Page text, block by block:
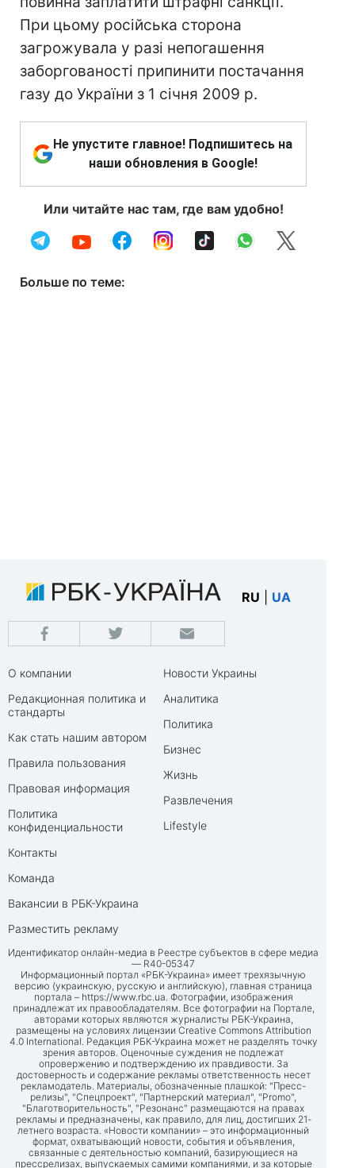
При цьому російська сторона
загрожувала у разі непогашення
заборгованості припинити постачання
газу до України з 1 січня 2009 р.
Не упустите главное! Подпишитесь на
наши обновления в Google!
Или читайте нас там, где вам удобно!
Больше по теме:
RU UA
О компании
Редакционная политика и
стандарты
Как стать нашим автором
Правила пользования
Правовая информация
Политика
конфиденциальности
Контакты
Команда
Вакансии в РБК-Украина
Разместить рекламу
Новости Украины
Аналитика
Политика
Бизнес
Жизнь
Развлечения
Lifestyle
Идентификатор онлайн-медиа в Реестре субъектов в сфере медиа
— R40-05347
Информационный портал «РБК-Украина» имеет трехязычную
версию (украинскую, русскую и английскую), главная страница
портала – https://www.rbc.ua. Фотографии, изображения
принадлежат их правообладателям. Все фотографии на Портале,
авторами которых являются журналисты РБК-Украина,
размещены на условиях лицензии Creative Commons Attribution
4.0 International. Редакция РБК-Украина может не разделять точку
зрения авторов. Оценочные суждения не подлежат
опровержению и подтверждению их правдивости. За
достоверность и содержание рекламы ответственность несет
рекламодатель. Материалы, обозначенные плашкой: "Пресс-
релизы", "Спецпроект", "Партнерский материал", "Promo",
"Благотворительность", "Резонанс" размещаются на правах
рекламы и предназначены, как правило, для лиц, достигших 21-
летнего возраста. «Новости компании» – это информационный
формат, охватывающий новости, события и объявления,
связанные с деятельностью компаний, базирующиеся на
прессрелизах, выпускаемых самими компаниями, и за которые